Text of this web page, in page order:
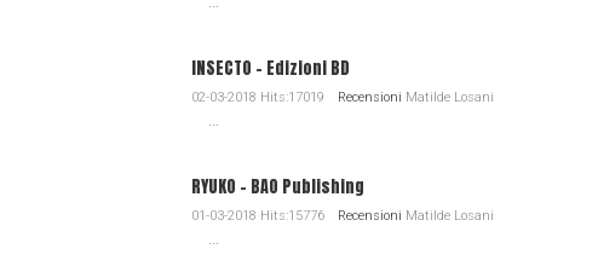
INSECTO - Edizioni BD
02-03-2018 Hits:17019 Recensioni Matilde Losani
...
RYUKO - BAO Publishing
01-03-2018 Hits:15776 Recensioni Matilde Losani
...